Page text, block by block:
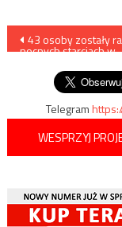
Nawigacja
wpisu
43 osoby zostały
nocnych starciach w
Telegram
WESPRZYJ